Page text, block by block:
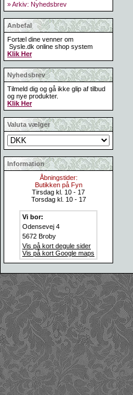
» Arkiv: Nyhedsbrev
Anbefal
Fortæl dine venner om
Sysle.dk online shop system
Klik Her
Nyhedsbrev
Tilmeld dig og gå ikke glip af tilbud
og nye produkter.
Klik Her
Valuta vælger
Information
Åbningstider:
Butikken på Fyn
Tirsdag kl. 10 - 17
Torsdag kl. 10 - 17
Vi bor:
Odensevej 4
5672 Broby
Vis på kort degule sider
Vis på kort Google maps